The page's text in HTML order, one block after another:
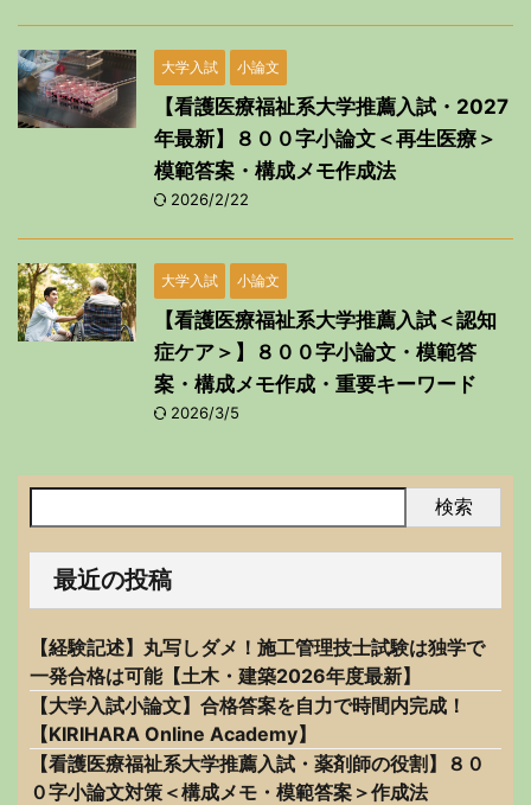
大学入試 小論文
【看護医療福祉系大学推薦入試・2027
年最新】８００字小論文＜再生医療＞
模範答案・構成メモ作成法
2026/2/22
大学入試 小論文
【看護医療福祉系大学推薦入試＜認知
症ケア＞】８００字小論文・模範答
案・構成メモ作成・重要キーワード
2026/3/5
検索
最近の投稿
【経験記述】丸写しダメ！施工管理技士試験は独学で
一発合格は可能【土木・建築2026年度最新】
【大学入試小論文】合格答案を自力で時間内完成！
【KIRIHARA Online Academy】
【看護医療福祉系大学推薦入試・薬剤師の役割】８０
０字小論文対策＜構成メモ・模範答案＞作成法